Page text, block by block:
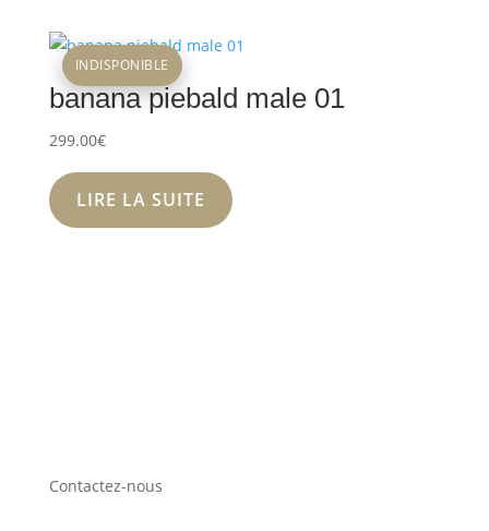
banana piebald male 01
299.00€
INDISPONIBLE
LIRE LA SUITE
Contactez-nous